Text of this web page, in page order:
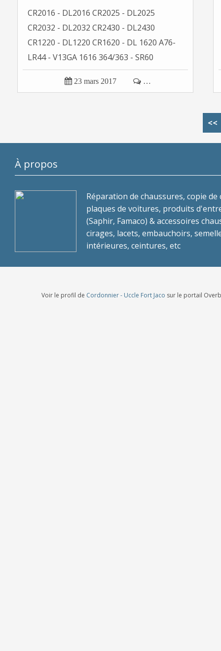
CR2016 - DL2016 CR2025 - DL2025
CR2032 - DL2032 CR2430 - DL2430
CR1220 - DL1220 CR1620 - DL 1620 A76-
LR44 - V13GA 1616 364/363 - SR60
Montre...
 23 mars 2017  …
<<
À propos
Réparation de chaussures, copie de
plaques de voitures, produits
(Saphir, Famaco) & accessoires
cirages, lacets, embauchoirs,
intérieures, ceintures, etc
Voir le profil de Cordonnier - Uccle Fort Jaco sur le portail